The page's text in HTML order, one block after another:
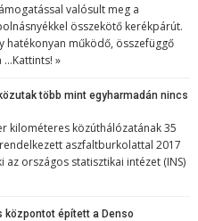
valósult meg a
összekötő kerékpárút.
hatékonyan működő, összefüggő
…Kattints! »
több mint egyharmadán nincs
kilométeres közúthálózatának 35
aszfaltburkolattal 2017
az országos statisztikai intézet (INS)
központot épített a Denso